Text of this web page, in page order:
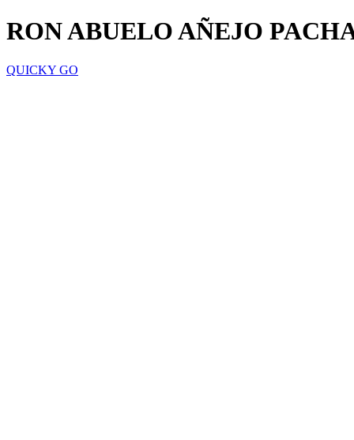
RON ABUELO AÑEJO
QUICKY GO